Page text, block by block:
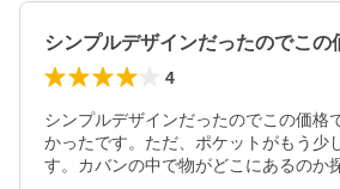
4
シンプルデザインだったのでこの価格
かったです。ただ、ポケットがもう少
す。カバンの中で物がどこにあるのか